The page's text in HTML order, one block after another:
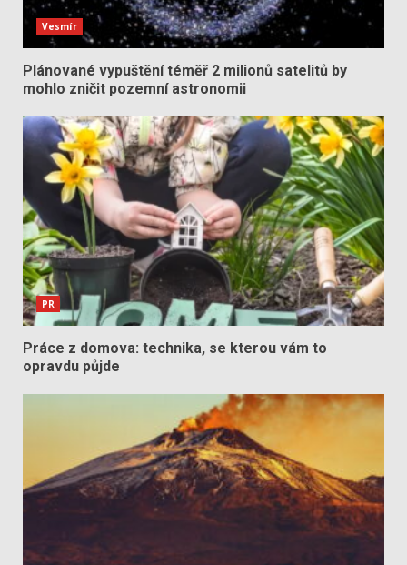
Vesmír
Plánované vypuštění téměř 2 milionů satelitů by
mohlo zničit pozemní astronomii
PR
Práce z domova: technika, se kterou vám to
opravdu půjde